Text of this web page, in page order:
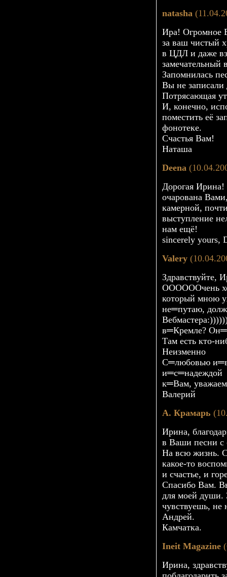
natasha
Ира! Огромное
за ваш чистый
в ЦДЛ и даже
замечательный
Запомнилась
Вы не
Потрясающая
И, конечно,
поместить её
фонотеке.
Счастья Вам!
Наташа
Deena
Дорогая
очарована
камерной,
выступление
нам ещё!
sincerely yours,
Valery
Здравствуйте,
ООООООчень
который мною
не═путаю,
в═Кремле?
Там есть кто-
Неизменно
С═любовью
и═с═надеждой
к═Вам,
Валерий
А. Крамарь
Ирина,
в Ваши песни с
На всю жизнь.
какое-то
и счастье, и
Спасибо Вам.
для моей души.
чувствуешь,
Андрей.
Камчатка.
Ineit Magazine
Ирина,